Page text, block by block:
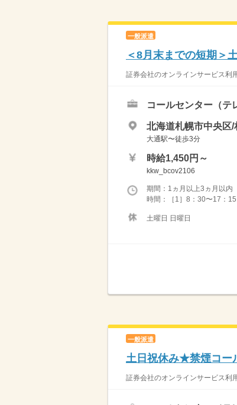
一般派遣
＜8月末までの短期＞
証券会社のオンラインサービス利
コールセンター（テ
北海道札幌市中央区
大通駅〜徒歩3分
時給1,450円～
kkw_bcov2106
期間：1ヵ月以上3ヵ月
時間：［1］8：30〜17：
土曜日 日曜日
一般派遣
土日祝休み★禁煙コー
証券会社のオンラインサービス利